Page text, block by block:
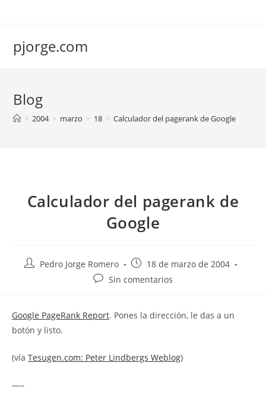
pjorge.com
Blog
> 2004 > marzo > 18 > Calculador del pagerank de Google
Calculador del pagerank de
Google
AutorPedro Jorge Romero
Publicación
de
18 de marzo de 2004
Comentarios
entrada:
Sin comentarios
Google PageRank Report. Pones la dirección, le das a un
botón y listo.
(vía Tesugen.com: Peter Lindbergs Weblog)
—–